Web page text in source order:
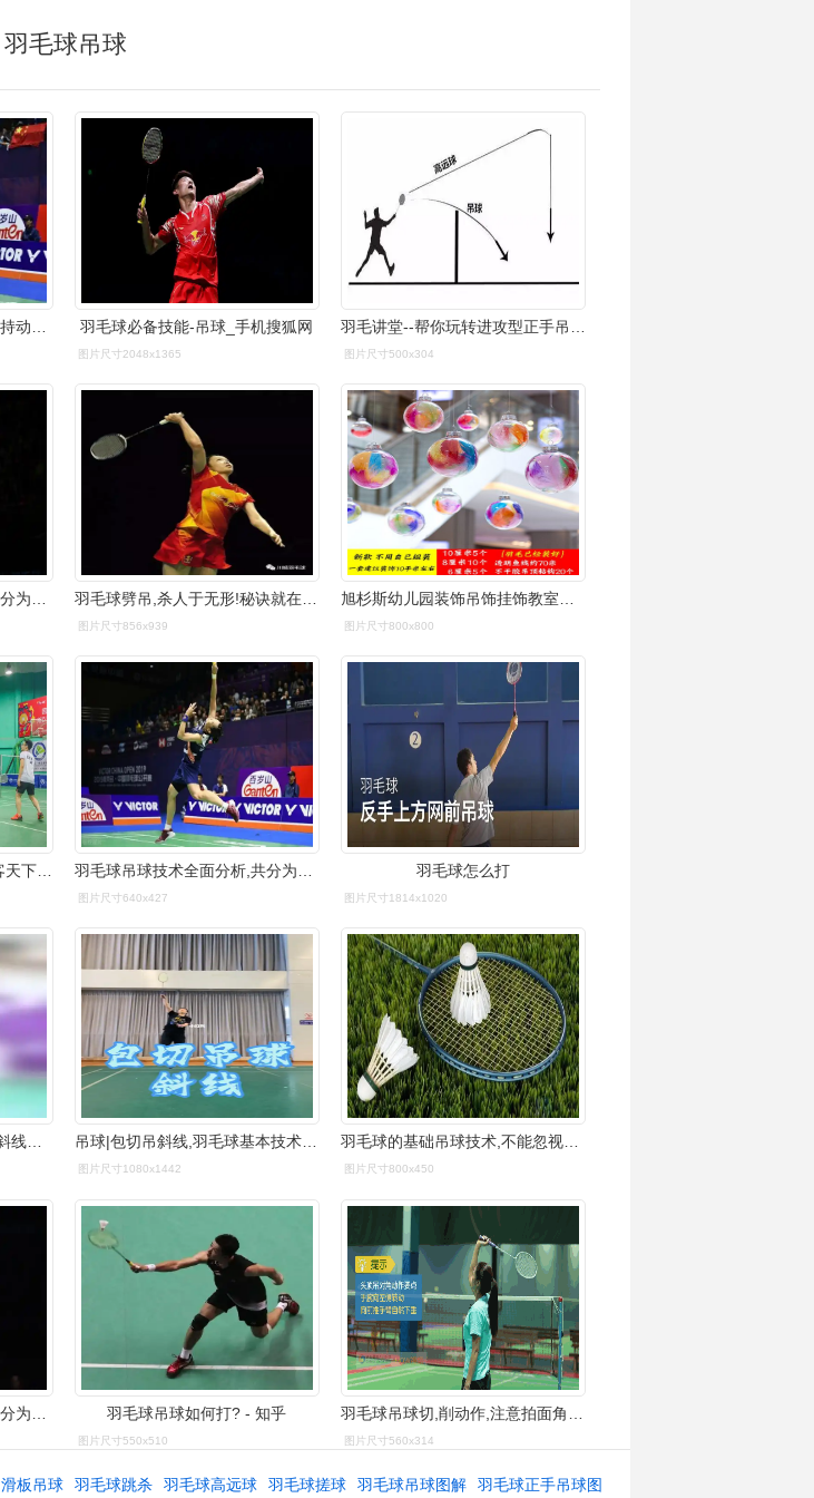
羽毛球吊球
羽毛球必备技能-吊球_手机搜狐网
图片尺寸2048x1365 图片尺寸500x304
羽毛球劈吊,杀人于无形!秘诀就在这里!
图片尺寸856x939 图片尺寸800x800
轻盈吊球,奋力扣杀…首届"客天下杯"羽毛球团体邀请赛精彩举行_掌上梅
图片尺寸640x427
羽毛球怎么打
图片尺寸1814x1020
两种吊球都分别能走直线和斜线的线路,多练多想|羽毛球比赛|羽毛球运 吊球|包切吊斜线,羽毛球基本技术慢动作细看
图片尺寸1080x1442
羽毛球的基础吊球技术,不能忽视的得分手段 - 专业的健身网站
图片尺寸800x450
羽毛球吊球技术全面分析,共分为四个阶段,每个阶段认知各有不同 羽毛球吊球如何打? - 知乎
图片尺寸550x510
羽毛球吊球切,削动作,注意拍面角度和发力方向的不同!_网易订阅
图片尺寸560x314
滑板吊球 羽毛球跳杀 羽毛球高远球 羽毛球搓球 羽毛球吊球图解 羽毛球正手吊球图